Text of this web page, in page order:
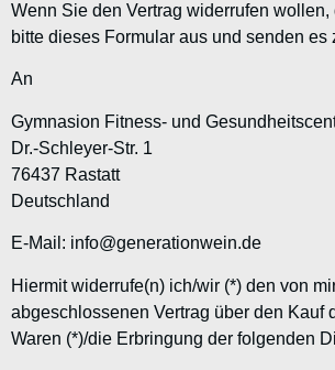
Wenn Sie den Vertrag widerrufen
bitte dieses Formular aus und senden es
An
Gymnasion Fitness- und
Dr.-Schleyer-Str. 1
76437 Rastatt
Deutschland
E-Mail: info@generationwein.de
Hiermit widerrufe(n) ich/wir (*) den von
abgeschlossenen Vertrag über den Kauf
Waren (*)/die Erbringung der folgenden